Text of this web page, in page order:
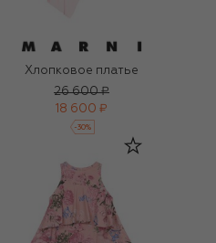
Хлопковое платье
26 600 ₽
18 600 ₽
-30%